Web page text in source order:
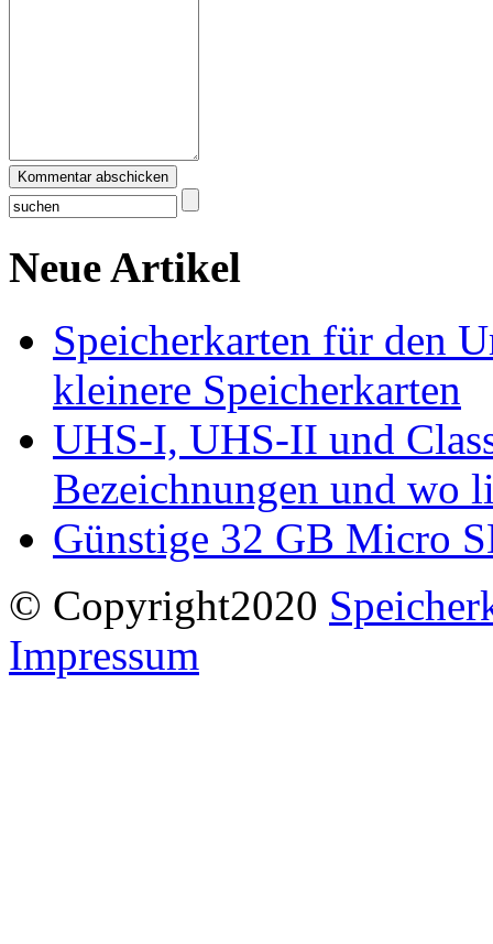
Kommentar abschicken
Neue Artikel
Speicherkarten für den
kleinere Speicherkarten
UHS-I, UHS-II und
Bezeichnungen und wo
Günstige 32 GB Micro
© Copyright2020
Impressum